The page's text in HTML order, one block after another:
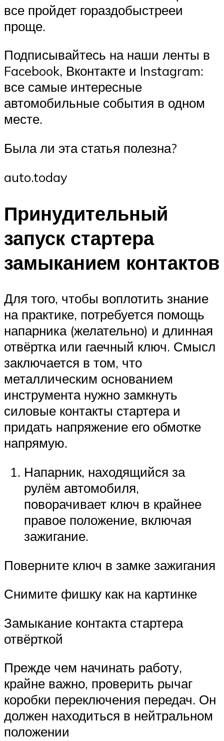
все пройдет гораздобыстрееи
проще.
Подписывайтесь на наши ленты в
Facebook, Вконтакте и Instagram:
все самые интересные
автомобильные события в одном
месте.
Была ли эта статья полезна?
auto.today
Принудительный
запуск стартера
замыканием контактов
Для того, чтобы воплотить знание
на практике, потребуется помощь
напарника (желательно) и длинная
отвёртка или гаечный ключ. Смысл
заключается в том, что
металлическим основанием
инструмента нужно замкнуть
силовые контакты стартера и
придать напряжение его обмотке
напрямую.
Напарник, находящийся за
рулём автомобиля,
поворачивает ключ в крайнее
правое положение, включая
зажигание.
Поверните ключ в замке зажигания
Снимите фишку как на картинке
Замыкание контакта стартера
отвёрткой
Прежде чем начинать работу,
крайне важно, проверить рычаг
коробки переключения передач. Он
должен находиться в нейтральном
положении